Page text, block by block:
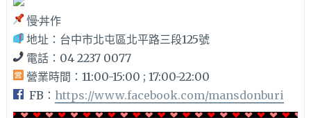
慢·丼作
地址：台中市北屯區北平路三段125號
電話：04 2237 0077
營業時間：11:00-15:00 ; 17:00-22:00
FB： https://www.facebook.com/mansdonburi